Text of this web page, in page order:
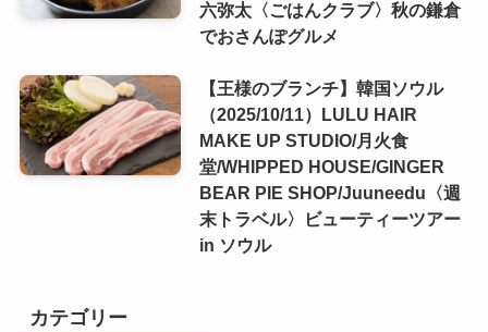
六弥太〈ごはんクラブ〉秋の鎌倉
でおさんぽグルメ
【王様のブランチ】韓国ソウル
（2025/10/11）LULU HAIR
MAKE UP STUDIO/月火食
堂/WHIPPED HOUSE/GINGER
BEAR PIE SHOP/Juuneedu〈週
末トラベル〉ビューティーツアー
in ソウル
カテゴリー